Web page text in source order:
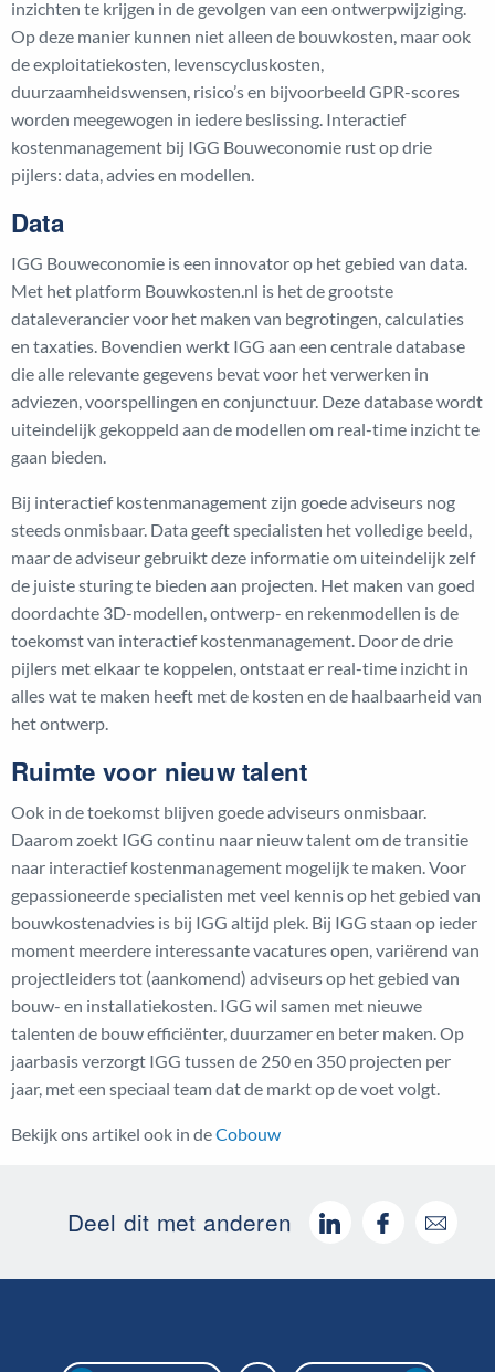
inzichten te krijgen in de gevolgen van een ontwerpwijziging.
Op deze manier kunnen niet alleen de bouwkosten, maar ook
de exploitatiekosten, levenscycluskosten,
duurzaamheidswensen, risico’s en bijvoorbeeld GPR-scores
worden meegewogen in iedere beslissing. Interactief
kostenmanagement bij IGG Bouweconomie rust op drie
pijlers: data, advies en modellen.
Data
IGG Bouweconomie is een innovator op het gebied van data.
Met het platform Bouwkosten.nl is het de grootste
dataleverancier voor het maken van begrotingen, calculaties
en taxaties. Bovendien werkt IGG aan een centrale database
die alle relevante gegevens bevat voor het verwerken in
adviezen, voorspellingen en conjunctuur. Deze database wordt
uiteindelijk gekoppeld aan de modellen om real-time inzicht te
gaan bieden.
Bij interactief kostenmanagement zijn goede adviseurs nog
steeds onmisbaar. Data geeft specialisten het volledige beeld,
maar de adviseur gebruikt deze informatie om uiteindelijk zelf
de juiste sturing te bieden aan projecten. Het maken van goed
doordachte 3D-modellen, ontwerp- en rekenmodellen is de
toekomst van interactief kostenmanagement. Door de drie
pijlers met elkaar te koppelen, ontstaat er real-time inzicht in
alles wat te maken heeft met de kosten en de haalbaarheid van
het ontwerp.
Ruimte voor nieuw talent
Ook in de toekomst blijven goede adviseurs onmisbaar.
Daarom zoekt IGG continu naar nieuw talent om de transitie
naar interactief kostenmanagement mogelijk te maken. Voor
gepassioneerde specialisten met veel kennis op het gebied van
bouwkostenadvies is bij IGG altijd plek. Bij IGG staan op ieder
moment meerdere interessante vacatures open, variërend van
projectleiders tot (aankomend) adviseurs op het gebied van
bouw- en installatiekosten. IGG wil samen met nieuwe
talenten de bouw efficiënter, duurzamer en beter maken. Op
jaarbasis verzorgt IGG tussen de 250 en 350 projecten per
jaar, met een speciaal team dat de markt op de voet volgt.
Bekijk ons artikel ook in deCobouw
Deel dit met anderen